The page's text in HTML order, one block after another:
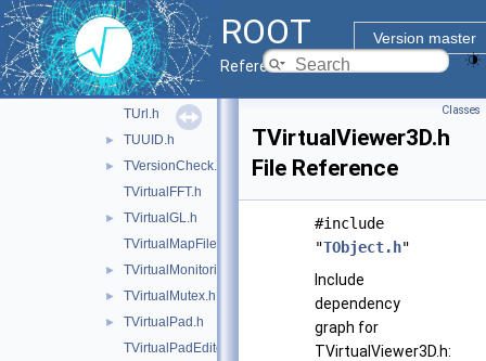
ROOT
Version master
Reference Guide
► TTime.h
TTimer.h
TTimeStamp.h
► TUri.h
TUrl.h
► TUUID.h
►
TVersionCheck.h
TVirtualFFT.h
►
TVirtualGL.h
TVirtualMapFile.h
► TVirtualMonitoring.h
► TVirtualMutex.h
►
TVirtualPad.h
TVirtualPadEditor.h
Classes
TVirtualViewer3D.h
File Reference
#include
"TObject.h"
Include
dependency
graph for
TVirtualViewer3D.h: